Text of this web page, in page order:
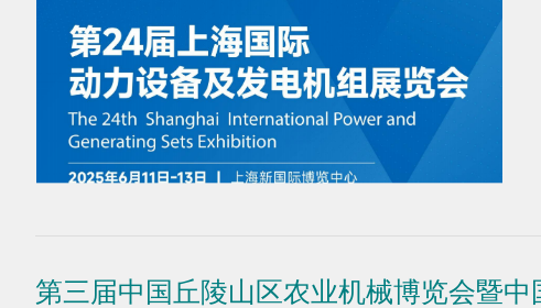
第三届中国丘陵山区农业机械博览会暨